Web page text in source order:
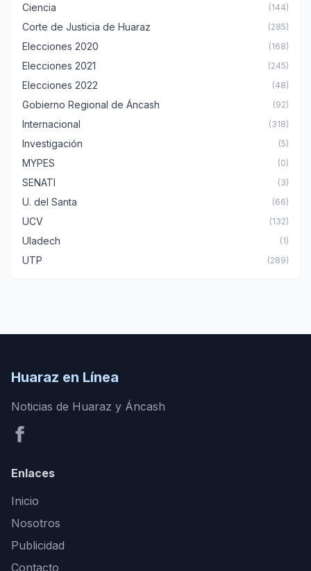
Ciencia (144)
Corte de Justicia de Huaraz (285)
Elecciones 2020 (168)
Elecciones 2021 (245)
Elecciones 2022 (48)
Gobierno Regional de Áncash (92)
Internacional (318)
Investigación (5)
MYPES (0)
SENATI (3)
U. del Santa (66)
UCV (132)
Uladech (1)
UTP (289)
Huaraz en Línea
Noticias de Huaraz y Áncash
Enlaces
Inicio
Nosotros
Publicidad
Contacto